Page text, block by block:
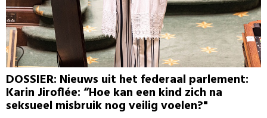
DOSSIER: Nieuws uit het federaal parlement:
Karin Jiroflée: “Hoe kan een kind zich na
seksueel misbruik nog veilig voelen?"